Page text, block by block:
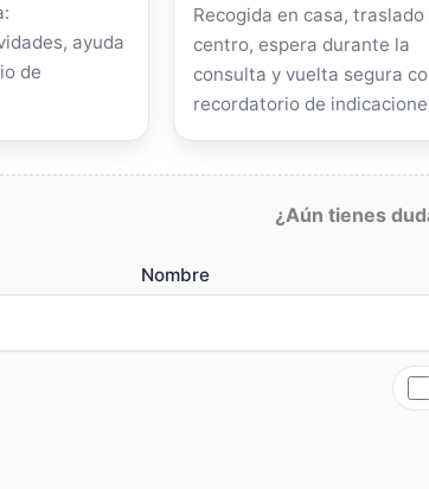
ayuda
de
Recogida en casa, traslado
centro, espera durante la
consulta y vuelta segura
recordatorio de
¿Aún tienes
Nombre